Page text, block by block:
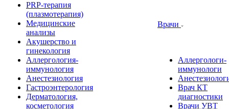
PRP-терапия
(плазмотерапия)
Медицинские
анализы
Акушерство и
гинекология
Аллергология-
иммунология
Анестезиология
Гастроэнтерология
Дерматология,
косметология
Врачи
Аллергологи-
иммунологи
Врач КТ
диагностики
Врачи УВТ